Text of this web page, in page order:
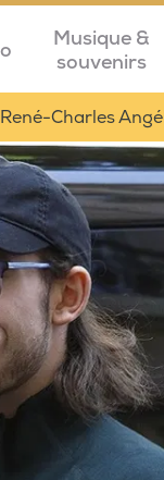
Musique &
souvenirs
René-Charles